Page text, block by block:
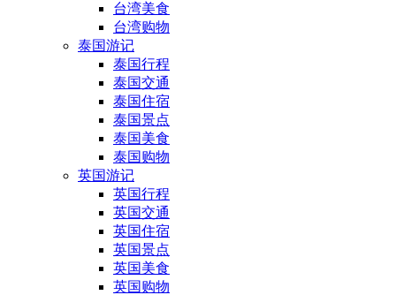
台湾美食
台湾购物
泰国游记
泰国行程
泰国交通
泰国住宿
泰国景点
泰国美食
泰国购物
英国游记
英国行程
英国交通
英国住宿
英国景点
英国美食
英国购物